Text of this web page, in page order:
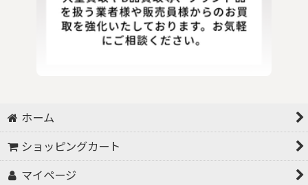
ホーム
ショッピングカート
マイページ